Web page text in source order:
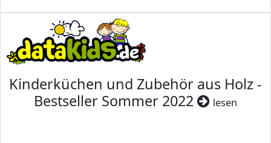
Kinderküchen und Zubehör aus Holz -
Bestseller Sommer 2022
lesen